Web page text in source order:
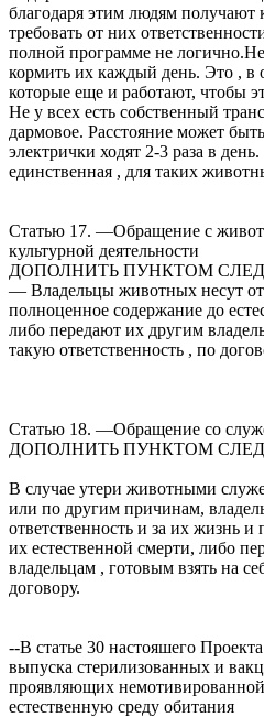
благодаря этим людям получают
требовать от них
полной программе не
кормить их каждый день. Это ,
которые еще и работают, чтобы
Не у всех есть собственный
дармовое. Расстояние может
электрички ходят 2-3 раза в
единственная , для таких
Статью 17. —Обращение с
культурной деятельности
ДОПОЛНИТЬ ПУНКТОМ
— Владельцы животных несут
полноценное содержание до
либо передают их другим
такую ответственность , по
Статью 18. —Обращение со
ДОПОЛНИТЬ ПУНКТОМ
В случае утери животными
или по другим причинам,
ответственность и за их жизнь
их естественной смерти, либо
владельцам , готовым взять на
договору.
--В статье 30 настояшего
выпуска стерилизованных и
проявляющих немотивированной
естественную среду обитания